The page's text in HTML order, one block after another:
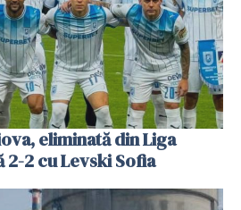
eliminată din Liga
2 cu Levski Sofia